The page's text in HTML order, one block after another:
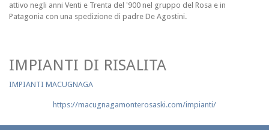
attivo negli anni Venti e Trenta del '900 nel gruppo del Rosa e in
Patagonia con una spedizione di padre De Agostini.
IMPIANTI DI RISALITA
IMPIANTI MACUGNAGA
https://macugnagamonterosaski.com/impianti/